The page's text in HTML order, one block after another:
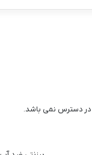
در دسترس نمی باشد.